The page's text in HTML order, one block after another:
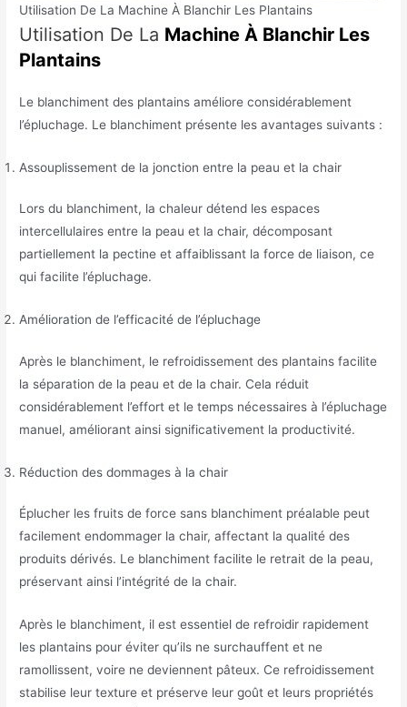
Utilisation De La Machine À Blanchir Les Plantains
Utilisation De La Machine À Blanchir Les
Plantains
Le blanchiment des plantains améliore considérablement
l’épluchage. Le blanchiment présente les avantages suivants :
Assouplissement de la jonction entre la peau et la chair
Lors du blanchiment, la chaleur détend les espaces
intercellulaires entre la peau et la chair, décomposant
partiellement la pectine et affaiblissant la force de liaison, ce
qui facilite l’épluchage.
Amélioration de l’efficacité de l’épluchage
Après le blanchiment, le refroidissement des plantains facilite
la séparation de la peau et de la chair. Cela réduit
considérablement l’effort et le temps nécessaires à l’épluchage
manuel, améliorant ainsi significativement la productivité.
Réduction des dommages à la chair
Éplucher les fruits de force sans blanchiment préalable peut
facilement endommager la chair, affectant la qualité des
produits dérivés. Le blanchiment facilite le retrait de la peau,
préservant ainsi l’intégrité de la chair.
Après le blanchiment, il est essentiel de refroidir rapidement
les plantains pour éviter qu’ils ne surchauffent et ne
ramollissent, voire ne deviennent pâteux. Ce refroidissement
stabilise leur texture et préserve leur goût et leurs propriétés